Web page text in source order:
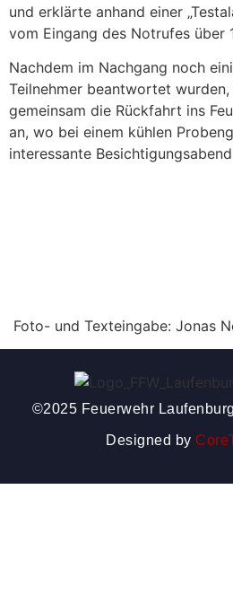
und erklärte anhand einer
vom Eingang des Notrufes über
Nachdem im Nachgang noch
Teilnehmer beantwortet
gemeinsam die Rückfahrt ins
an, wo bei einem kühlen
interessante
Foto- und Texteingabe: Jonas
©2025 Feuerwehr
Designed by